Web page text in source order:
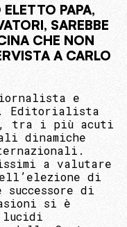
PAPA,
SAREBBE
CHE NON
A CARLO
e
Editorialista
tra i più acuti
dinamiche
a valutare
di
successore di
si è
lucidi